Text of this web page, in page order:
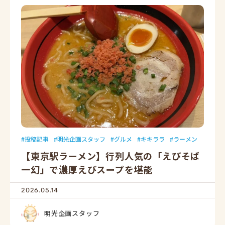
投稿記事 明光企画スタッフ グルメ キキララ ラーメン
【東京駅ラーメン】行列人気の「えびそば
一幻」で濃厚えびスープを堪能
2026.05.14
明光企画スタッフ